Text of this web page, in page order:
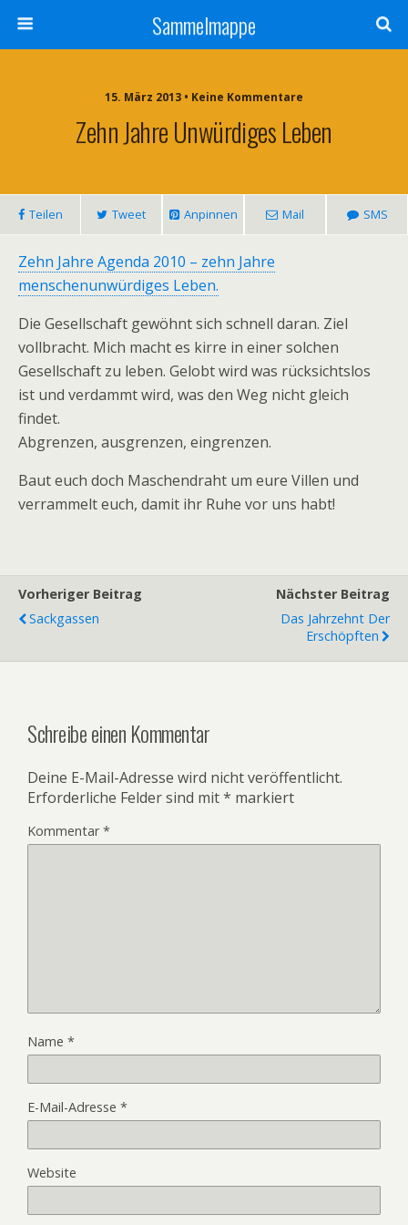
Sammelmappe
15. März 2013 • Keine Kommentare
Zehn Jahre Unwürdiges Leben
Teilen Tweet Anpinnen Mail SMS
Zehn Jahre Agenda 2010 – zehn Jahre
menschenunwürdiges Leben.
Die Gesellschaft gewöhnt sich schnell daran. Ziel
vollbracht. Mich macht es kirre in einer solchen
Gesellschaft zu leben. Gelobt wird was rücksichtslos
ist und verdammt wird, was den Weg nicht gleich
findet.
Abgrenzen, ausgrenzen, eingrenzen.
Baut euch doch Maschendraht um eure Villen und
verrammelt euch, damit ihr Ruhe vor uns habt!
Vorheriger Beitrag
Sackgassen
Nächster Beitrag
Das Jahrzehnt Der
Erschöpften
Schreibe einen Kommentar
Deine E-Mail-Adresse wird nicht veröffentlicht.
Erforderliche Felder sind mit* markiert
Kommentar*
Name *
E-Mail-Adresse *
Website